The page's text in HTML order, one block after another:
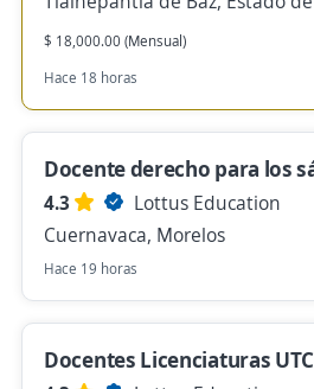
$ 18,000.00 (Mensual)
Hace 18 horas
Docente derecho para los
4.3
Lottus Education
Cuernavaca, Morelos
Hace 19 horas
Docentes Licenciaturas